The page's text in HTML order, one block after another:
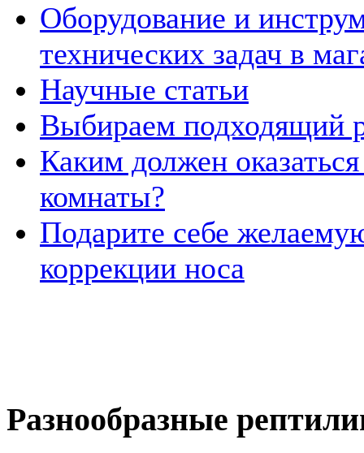
Оборудование и
технических задач в
Научные статьи
Выбираем подходящий
Каким должен
комнаты?
Подарите себе
коррекции носа
Разнообразные